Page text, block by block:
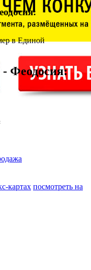
в Единой
Феодосия:
картах посмотреть на